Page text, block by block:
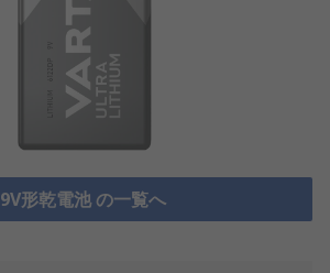
9V形乾電池 の一覧へ